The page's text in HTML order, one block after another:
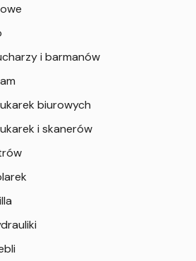
i barmanów
biurowych
i skanerów